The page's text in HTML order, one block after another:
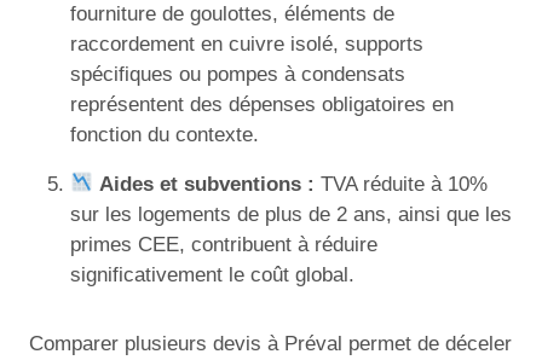
fourniture de goulottes, éléments de
raccordement en cuivre isolé, supports
spécifiques ou pompes à condensats
représentent des dépenses obligatoires en
fonction du contexte.
Aides et subventions : TVA réduite à 10%
sur les logements de plus de 2 ans, ainsi que les
primes CEE, contribuent à réduire
significativement le coût global.
Comparer plusieurs devis à Préval permet de déceler